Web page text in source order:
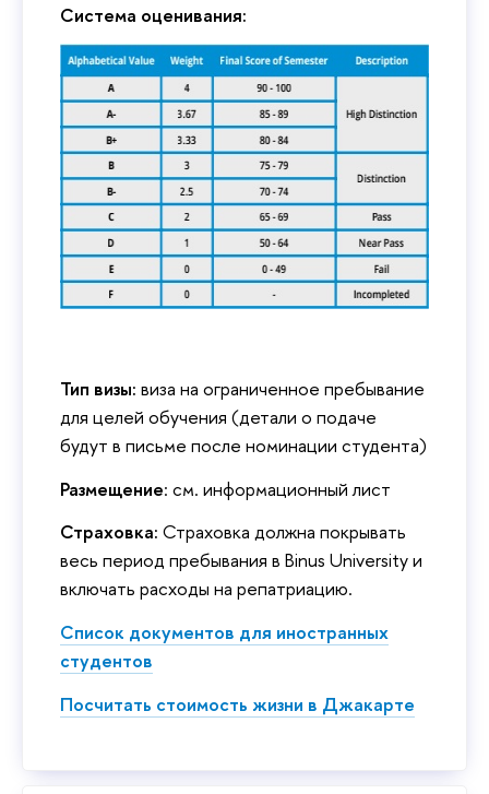
Cистема оценивания:
Тип визы: виза на ограниченное пребывание
для целей обучения (детали о подаче
будут в письме после номинации студента)
Размещение: см. информационный лист
Страховка: Страховка должна покрывать
весь период пребывания в Binus University и
включать расходы на репатриацию.
Список документов для иностранных
студентов
Посчитать стоимость жизни в Джакарте